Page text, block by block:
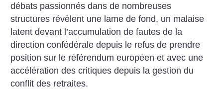
débats passionnés dans de nombreuses
structures révèlent une lame de fond, un malaise
latent devant l’accumulation de fautes de la
direction confédérale depuis le refus de prendre
position sur le référendum européen et avec une
accélération des critiques depuis la gestion du
conflit des retraites.